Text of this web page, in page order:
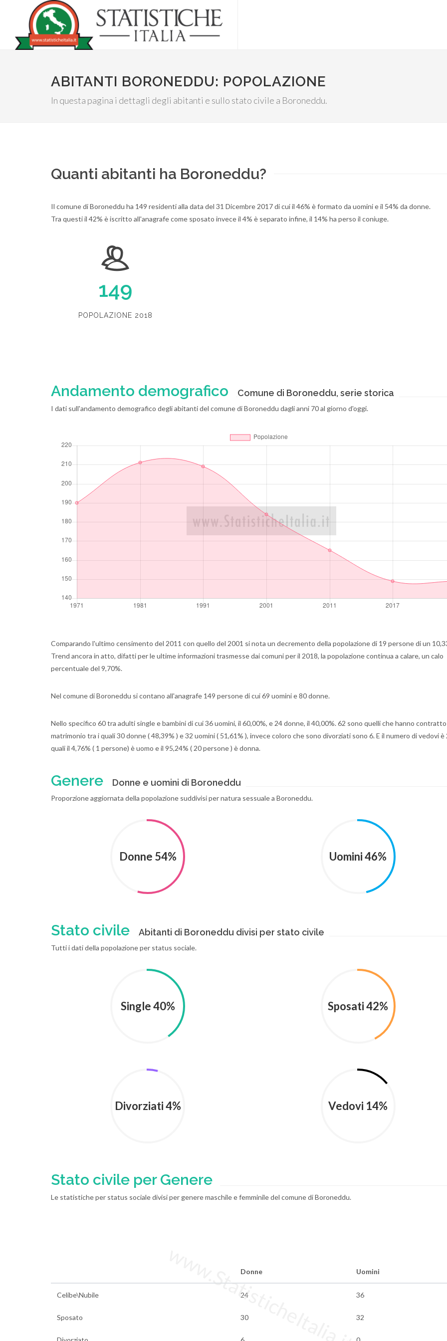
ABITANTI BORONEDDU: POPOLAZIONE
In questa pagina i dettagli degli abitanti e sullo stato civile a Boroneddu.
Quanti abitanti ha Boroneddu?
Il comune di Boroneddu ha 149 residenti alla data del 31 Dicembre 2017 di cui il 46% è formato da uomini e il 54% da donne.
Tra questi il 42% è iscritto all'anagrafe come sposato invece il 4% è separato infine, il 14% ha perso il coniuge.
149
POPOLAZIONE 2018
Andamento demografico Comune di Boroneddu, serie storica
I dati sull'andamento demografico degli abitanti del comune di Boroneddu dagli anni 70 al giorno d'oggi.
Comparando l'ultimo censimento del 2011 con quello del 2001 si nota un decremento della popolazione di 19 persone di un
Trend ancora in atto, difatti per le ultime informazioni trasmesse dai comuni per il 2018, la popolazione continua a calare, un calo
percentuale del 9,70%.
Nel comune di Boroneddu si contano all'anagrafe 149 persone di cui 69 uomini e 80 donne.
Nello specifico 60 tra adulti single e bambini di cui 36 uomini, il 60,00%, e 24 donne, il 40,00%. 62 sono quelli che hanno contratto
matrimonio tra i quali 30 donne ( 48,39% ) e 32 uomini ( 51,61% ), invece coloro che sono divorziati sono 6. E il numero di vedovi è
quali il 4,76% ( 1 persone) è uomo e il 95,24% ( 20 persone ) è donna.
Genere Donne e uomini di Boroneddu
Proporzione aggiornata della popolazione suddivisi per natura sessuale a Boroneddu.
Donne 54% Uomini 46%
Stato civile Abitanti di Boroneddu divisi per stato civile
Tutti i dati della popolazione per status sociale.
Single 40% Sposati 42%
Divorziati 4% Vedovi 14%
Stato civile per Genere
Le statistiche per status sociale divisi per genere maschile e femminile del comune di Boroneddu.
Donne Uomini
Celibe\Nubile 24 36
Sposato 30 32
www.StatisticheItalia.it